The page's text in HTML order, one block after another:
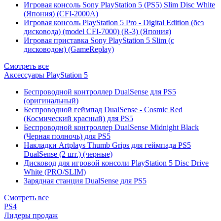
Игровая консоль Sony PlayStation 5 (PS5) Slim Disc White
(Япония) (CFI-2000A)
Игровая консоль PlayStation 5 Pro - Digital Edition (без
дисковода) (model CFI-7000) (R-3) (Япония)
Игровая приставка Sony PlayStation 5 Slim (с
дисководом) (GameReplay)
Смотреть все
Аксессуары PlayStation 5
Беспроводной контроллер DualSense для PS5
(оригинальный)
Беспроводной геймпад DualSense - Cosmic Red
(Космический красный) для PS5
Беспроводной контроллер DualSense Midnight Black
(Черная полночь) для PS5
Накладки Artplays Thumb Grips для геймпада PS5
DualSense (2 шт.) (черные)
Дисковод для игровой консоли PlayStation 5 Disc Drive
White (PRO/SLIM)
Зарядная станция DualSense для PS5
Смотреть все
PS4
Лидеры продаж